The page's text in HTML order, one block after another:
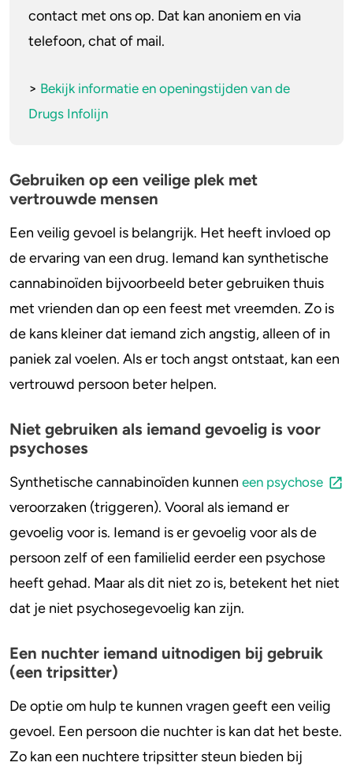
contact met ons op. Dat kan anoniem en via
telefoon, chat of mail.
> Bekijk informatie en openingstijden van de
Drugs Infolijn
Gebruiken op een veilige plek met
vertrouwde mensen
Een veilig gevoel is belangrijk. Het heeft invloed op
de ervaring van een drug. Iemand kan synthetische
cannabinoïden bijvoorbeeld beter gebruiken thuis
met vrienden dan op een feest met vreemden. Zo is
de kans kleiner dat iemand zich angstig, alleen of in
paniek zal voelen. Als er toch angst ontstaat, kan een
vertrouwd persoon beter helpen.
Niet gebruiken als iemand gevoelig is voor
psychoses
Synthetische cannabinoïden kunnen een psychose
veroorzaken (triggeren). Vooral als iemand er
gevoelig voor is. Iemand is er gevoelig voor als de
persoon zelf of een familielid eerder een psychose
heeft gehad. Maar als dit niet zo is, betekent het niet
dat je niet psychosegevoelig kan zijn.
Een nuchter iemand uitnodigen bij gebruik
(een tripsitter)
De optie om hulp te kunnen vragen geeft een veilig
gevoel. Een persoon die nuchter is kan dat het beste.
Zo kan een nuchtere tripsitter steun bieden bij